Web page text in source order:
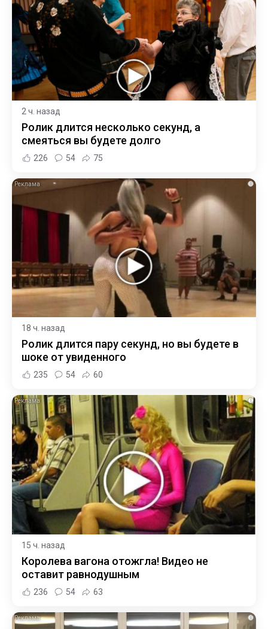
2 ч. назад
Ролик длится несколько секунд, а
смеяться вы будете долго
226 54 75
i
18 ч. назад
Ролик длится пару секунд, но вы будете в
шоке от увиденного
235 54 60
i
15 ч. назад
Королева вагона отожгла! Видео не
оставит равнодушным
236 54 63
i